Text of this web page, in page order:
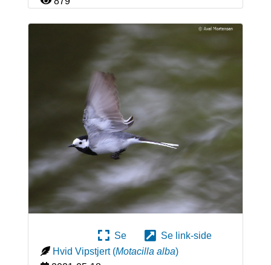
Se
Se link-side
Hvid Vipstjert (Motacilla alba)